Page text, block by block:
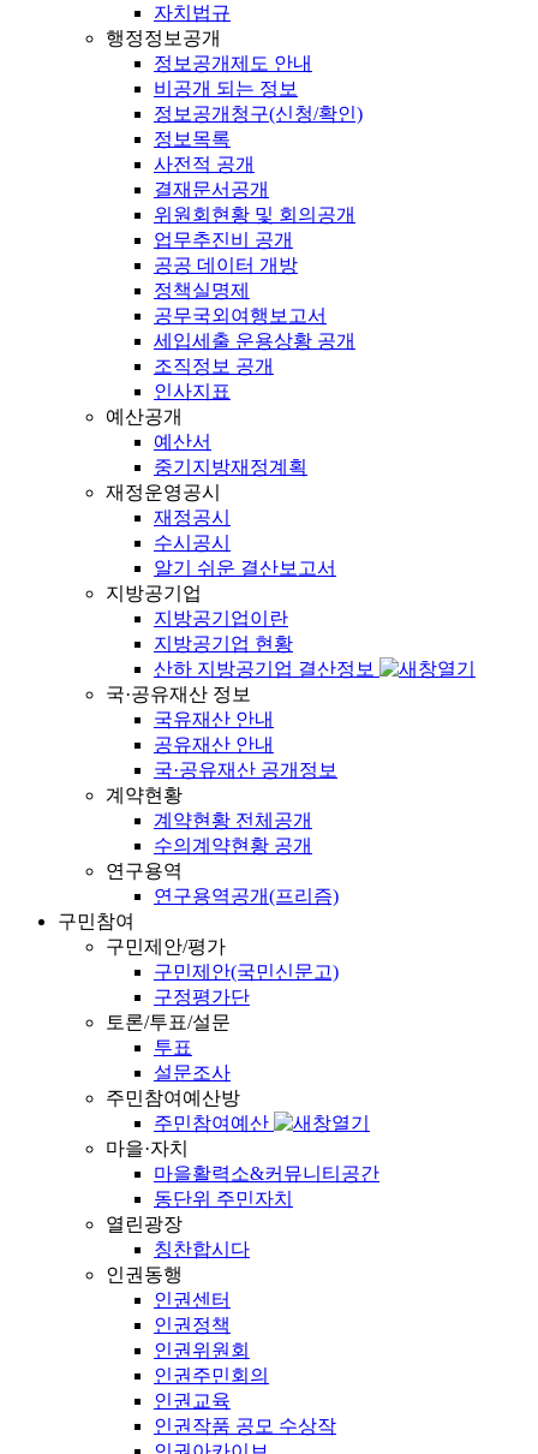
자치법규
행정정보공개
정보공개제도 안내
비공개 되는 정보
정보공개청구(신청/확인)
정보목록
사전적 공개
결재문서공개
위원회현황 및 회의공개
업무추진비 공개
공공 데이터 개방
정책실명제
공무국외여행보고서
세입세출 운용상황 공개
조직정보 공개
인사지표
예산공개
예산서
중기지방재정계획
재정운영공시
재정공시
수시공시
알기 쉬운 결산보고서
지방공기업
지방공기업이란
지방공기업 현황
산하 지방공기업 결산정보
국·공유재산 정보
국유재산 안내
공유재산 안내
국·공유재산 공개정보
계약현황
계약현황 전체공개
수의계약현황 공개
연구용역
연구용역공개(프리즘)
구민참여
구민제안/평가
구민제안(국민신문고)
구정평가단
토론/투표/설문
투표
설문조사
주민참여예산방
주민참여예산
마을·자치
마을활력소&커뮤니티공간
동단위 주민자치
열린광장
칭찬합시다
인권동행
인권센터
인권정책
인권위원회
인권주민회의
인권교육
인권작품 공모 수상작